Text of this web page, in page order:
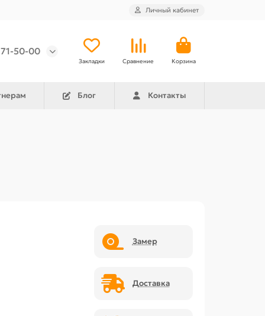
Личный кабинет
50-00
Закладки Сравнение Корзина
Блог Контакты
Замер
Доставка